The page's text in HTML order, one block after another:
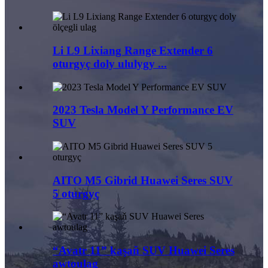
Li L9 Lixiang Range Extender 6
oturgyç doly ululygy ...
2023 Tesla Model Y Performance EV
SUV
AITO M5 Gibrid Huawei Seres SUV
5 oturgyç
“Avatr 11” kaşaň SUV Huawei Seres
awtoulag